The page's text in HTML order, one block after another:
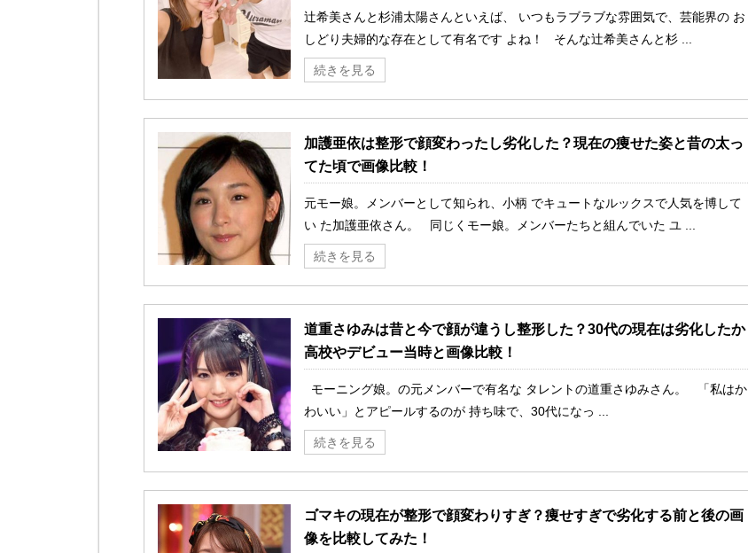
辻希美さんと杉浦太陽さんといえば、 いつもラブラブな雰囲気で、芸能界の お
しどり夫婦的な存在として有名です よね！ そんな辻希美さんと杉 ...
続きを見る
加護亜依は整形で顔変わったし劣化した？現在の痩せた姿と昔の太っ
てた頃で画像比較！
元モー娘。メンバーとして知られ、小柄 でキュートなルックスで人気を博して
い た加護亜依さん。 同じくモー娘。メンバーたちと組んでいた ユ ...
続きを見る
道重さゆみは昔と今で顔が違うし整形した？30代の現在は劣化したか
高校やデビュー当時と画像比較！
モーニング娘。の元メンバーで有名な タレントの道重さゆみさん。 「私はか
わいい」とアピールするのが 持ち味で、30代になっ ...
続きを見る
ゴマキの現在が整形で顔変わりすぎ？痩せすぎで劣化する前と後の画
像を比較してみた！